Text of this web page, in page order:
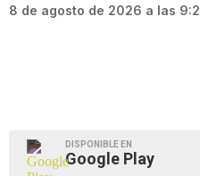
8 de agosto de 2026 a las
DISPONIBLE EN
Google Play